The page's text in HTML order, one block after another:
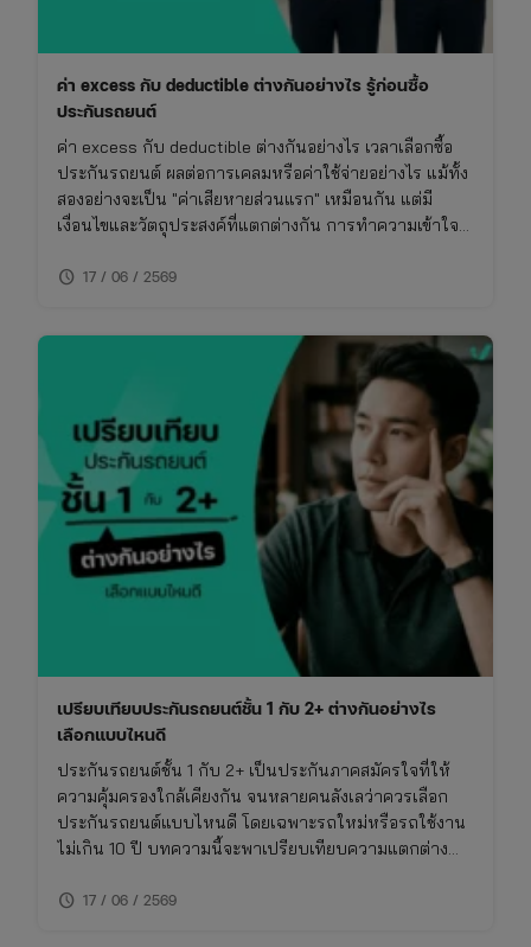
ค่า excess กับ deductible ต่างกันอย่างไร รู้ก่อนซื้อ
ประกันรถยนต์
ค่า excess กับ deductible ต่างกันอย่างไร เวลาเลือกซื้อ
ประกันรถยนต์ ผลต่อการเคลมหรือค่าใช้จ่ายอย่างไร แม้ทั้ง
สองอย่างจะเป็น "ค่าเสียหายส่วนแรก" เหมือนกัน แต่มี
เงื่อนไขและวัตถุประสงค์ที่แตกต่างกัน การทำความเข้าใจ
ไม่พลาดย้อนหลัง
schedule 17 / 06 / 2569
เปรียบเทียบประกันรถยนต์ชั้น 1 กับ 2+ ต่างกันอย่างไร
เลือกแบบไหนดี
ประกันรถยนต์ชั้น 1 กับ 2+ เป็นประกันภาคสมัครใจที่ให้
ความคุ้มครองใกล้เคียงกัน จนหลายคนลังเลว่าควรเลือก
ประกันรถยนต์แบบไหนดี โดยเฉพาะรถใหม่หรือรถใช้งาน
ไม่เกิน 10 ปี บทความนี้จะพาเปรียบเทียบความแตกต่าง
เทียบ ทั้งเรื่องความคุ้มครอง ค่าเบี้ย และความเหมาะสมใน
schedule 17 / 06 / 2569